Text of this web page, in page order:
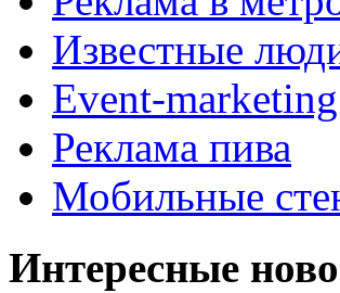
Известные
Event-marketing
Реклама пива
Мобильные
Интересные